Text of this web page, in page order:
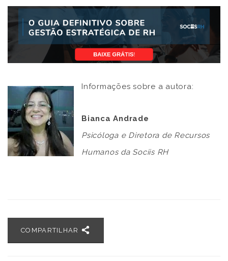
Informações sobre a autora:
Bianca Andrade
Psicóloga e Diretora de Recursos
Humanos da Sociis RH
COMPARTILHAR